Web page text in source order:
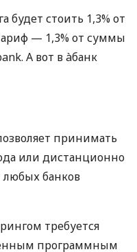
будет стоить 1,3% от
— 1,3% от суммы
А вот в àбанк
принимать
или дистанционно
любых банков
требуется
программным